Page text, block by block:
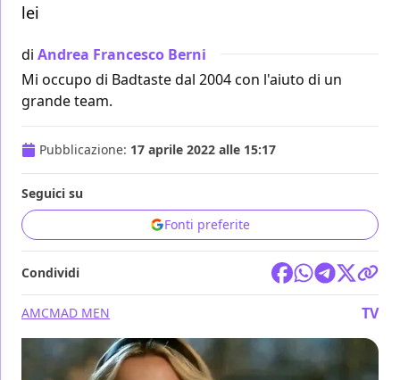
lei
di Andrea Francesco Berni
Mi occupo di Badtaste dal 2004 con l'aiuto di un
grande team.
Pubblicazione: 17 aprile 2022 alle 15:17
Seguici su
Fonti preferite
Condividi
AMCMAD MEN TV